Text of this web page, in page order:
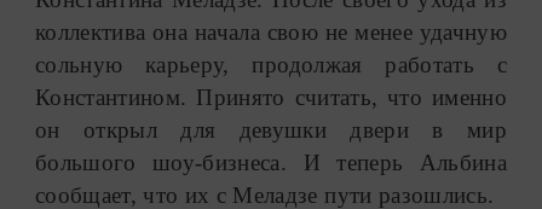
коллектива она начала свою не менее удачную
сольную карьеру, продолжая работать с
Константином. Принято считать, что именно
он открыл для девушки двери в мир
большого шоу-бизнеса. И теперь Альбина
сообщает, что их с Меладзе пути разошлись.